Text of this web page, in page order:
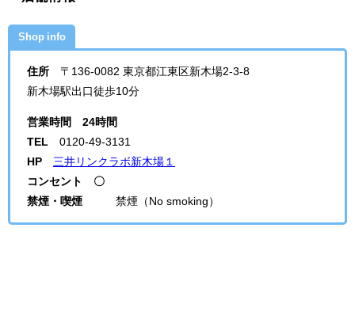
Shop info
住所 〒136-0082 東京都江東区新木場2-3-8
新木場駅出口徒歩10分
営業時間
24時間
TEL 0120-49-3131
HP 三井リンクラボ新木場１
コンセント 〇
禁煙・喫煙 禁煙（No smoking）